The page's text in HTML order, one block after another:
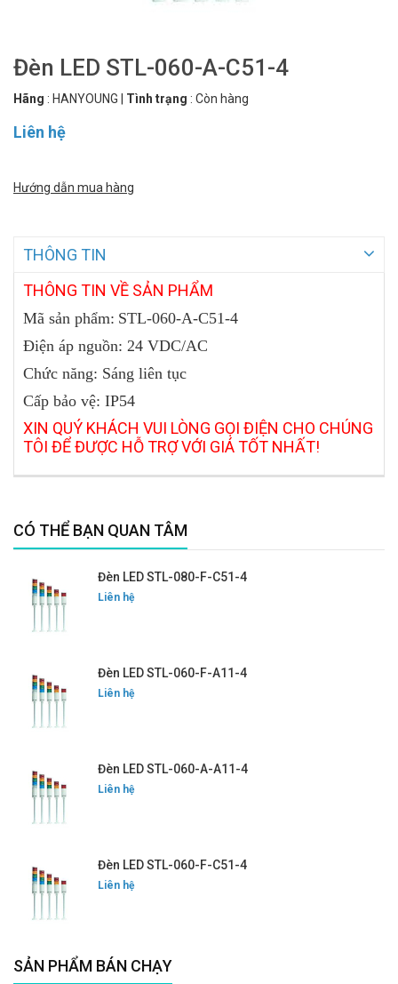
Đèn LED STL-060-A-C51-4
Hãng : HANYOUNG Tình trạng : Còn hàng
Liên hệ
Hướng dẫn mua hàng
THÔNG TIN
THÔNG TIN VỀ SẢN PHẨM
Mã sản phẩm: STL-060-A-C51-4
Điện áp nguồn: 24 VDC/AC
Chức năng: Sáng liên tục
Cấp bảo vệ: IP54
XIN QUÝ KHÁCH VUI LÒNG GỌI ĐIỆN CHO CHÚNG
TÔI ĐỂ ĐƯỢC HỖ TRỢ VỚI GIÁ TỐT NHẤT!
CÓ THỂ BẠN QUAN TÂM
Đèn LED STL-080-F-C51-4
Liên hệ
Đèn LED STL-060-F-A11-4
Liên hệ
Đèn LED STL-060-A-A11-4
Liên hệ
Đèn LED STL-060-F-C51-4
Liên hệ
SẢN PHẨM BÁN CHẠY